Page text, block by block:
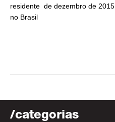
/categorias
residente
no Brasil
de dezembro de 2015.